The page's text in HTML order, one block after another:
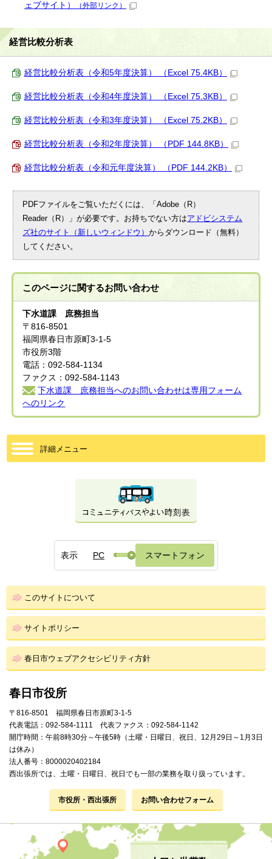
ェブサイト）
（外部リンク）
経営比較分析表
経営比較分析表（令和5年度決算） （Excel 75.4KB）
経営比較分析表（令和4年度決算） （Excel 75.3KB）
経営比較分析表（令和3年度決算） （Excel 75.2KB）
経営比較分析表（令和2年度決算） （PDF 144.8KB）
経営比較分析表（令和元年度決算） （PDF 144.2KB）
PDFファイルをご覧いただくには、「Adobe（R）
Reader（R）」が必要です。お持ちでない方はアドビシステム
ズ社のサイト（新しいウィンドウ）からダウンロード（無料）
してください。
このページに関するお問い合わせ
下水道課 庶務担当
〒816-8501
福岡県春日市原町3-1-5
市役所3階
電話：092-584-1134
ファクス：092-584-1143
下水道課 庶務担当へのお問い合わせは専用フォーム
へのリンク
詳細メニュー
表示 PC スマートフォン
このサイトについて
サイトポリシー
春日市ウェブアクセシビリティ方針
春日市役所
〒816-8501 福岡県春日市原町3-1-5
代表電話：092-584-1111 代表ファクス：092-584-1142
開庁時間：午前8時30分～午後5時（土曜・日曜日、祝日、12月29日～1月3日
は休み）
法人番号：8000020402184
西出張所では、土曜・日曜日、祝日でも一部の業務を取り扱っています。
市役所・西出張所 お問い合わせフォーム